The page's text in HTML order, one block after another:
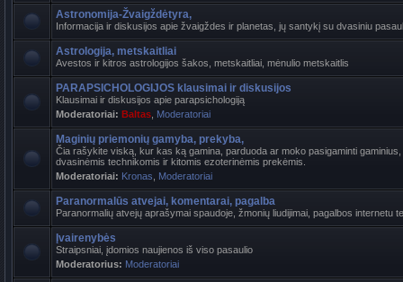
Astronomija-Žvaigždėtyra,
Informacija ir diskusijos apie žvaigždes ir planetas, jų santykį su dvasiniu
Astrologija, metskaitliai
Avestos ir kitros astrologijos šakos, metskaitliai, mėnulio metskaitlis
PARAPSICHOLOGIJOS klausimai ir diskusijos
Klausimai ir diskusijos apie parapsichologiją
Moderatoriai: Baltas Moderatoriai
Maginių priemonių gamyba, prekyba,
Čia rašykite viską, kur kas ką gamina, parduoda ar moko pasigaminti
dvasinėmis technikomis ir kitomis ezoterinėmis prekėmis.
Moderatoriai: Kronas Moderatoriai
Paranormalūs atvejai, komentarai, pagalba
Paranormalių atvejų aprašymai spaudoje, žmonių liudijimai, pagalbos internetu
Įvairenybės
Straipsniai, įdomios naujienos iš viso pasaulio
Moderatorius: Moderatoriai